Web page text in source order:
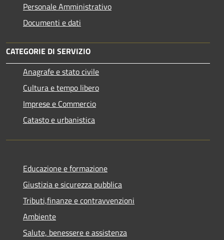
Personale Amministrativo
Documenti e dati
CATEGORIE DI SERVIZIO
Anagrafe e stato civile
Cultura e tempo libero
Imprese e Commercio
Catasto e urbanistica
Educazione e formazione
Giustizia e sicurezza pubblica
Tributi,finanze e contravvenzioni
Ambiente
Salute, benessere e assistenza